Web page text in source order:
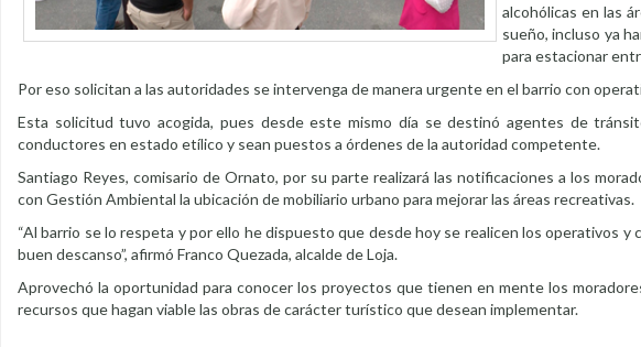
alcohólicas en las
sueño, incluso ya
para estacionar
Por eso solicitan a las autoridades se intervenga de manera urgente en el barrio con
Esta solicitud tuvo acogida, pues desde este mismo día se destinó agentes de
conductores en estado etílico y sean puestos a órdenes de la autoridad competente.
Santiago Reyes, comisario de Ornato, por su parte realizará las notificaciones a los
con Gestión Ambiental la ubicación de mobiliario urbano para mejorar las áreas recreativas.
“Al barrio se lo respeta y por ello he dispuesto que desde hoy se realicen los operativos
buen descanso”, afirmó Franco Quezada, alcalde de Loja.
Aprovechó la oportunidad para conocer los proyectos que tienen en mente los
recursos que hagan viable las obras de carácter turístico que desean implementar.